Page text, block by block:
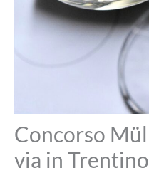
Concorso
via in